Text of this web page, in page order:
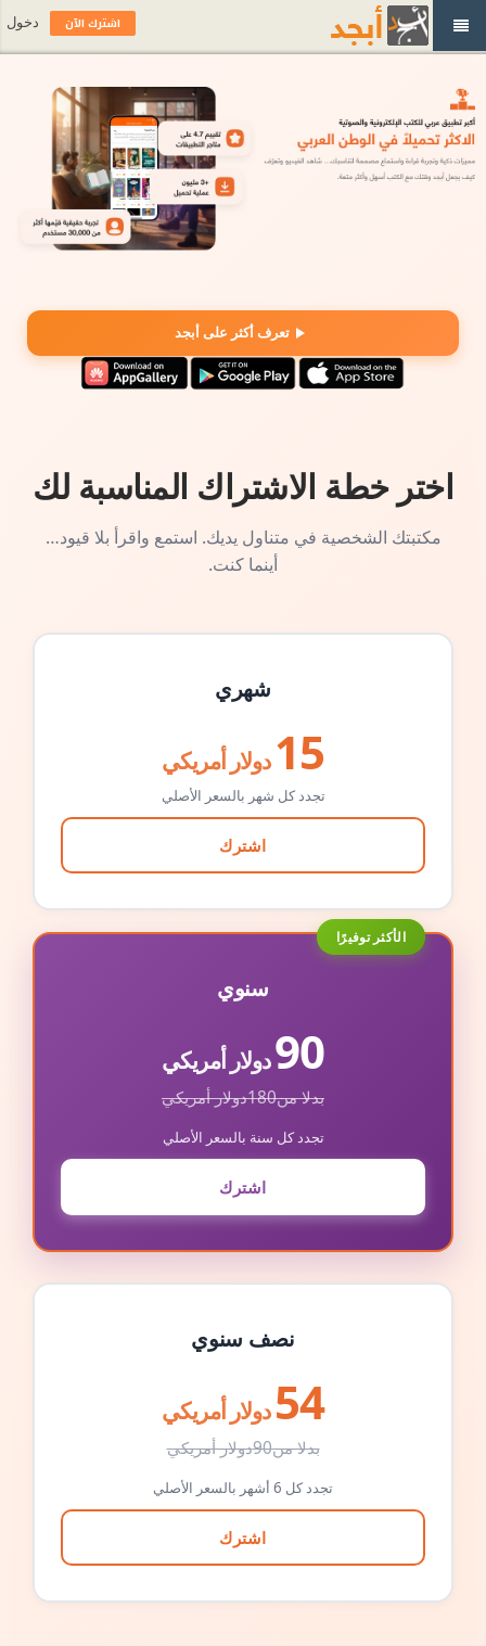
تعرف أكثر على أبجد
اختر خطة الاشتراك المناسبة لك
مكتبتك الشخصية في متناول يديك. استمع واقرأ بلا قيود…
أينما كنت.
شهري
15 دولار أمريكي
تجدد كل شهر بالسعر الأصلي
اشترك
الأكثر توفيرًا
سنوي
90دولار أمريكي
بدلا من180دولار أمريكي
تجدد كل سنة بالسعر الأصلي
اشترك
نصف سنوي
54 دولار أمريكي
بدلا من90دولار أمريكي
تجدد كل 6 أشهر بالسعر الأصلي
اشترك
اشترك الآن دخول